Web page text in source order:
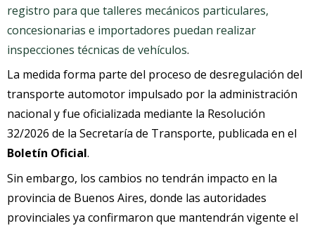
registro para que talleres mecánicos particulares,
concesionarias e importadores puedan realizar
inspecciones técnicas de vehículos.
La medida forma parte del proceso de desregulación del
transporte automotor impulsado por la administración
nacional y fue oficializada mediante la Resolución
32/2026 de la Secretaría de Transporte, publicada en el
Boletín Oficial.
Sin embargo, los cambios no tendrán impacto en la
provincia de Buenos Aires, donde las autoridades
provinciales ya confirmaron que mantendrán vigente el